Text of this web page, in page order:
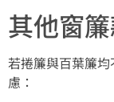
其他窗
若捲簾與百葉簾
慮：